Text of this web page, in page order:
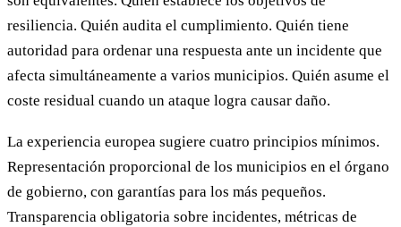
resiliencia. Quién audita el cumplimiento. Quién tiene
autoridad para ordenar una respuesta ante un incidente que
afecta simultáneamente a varios municipios. Quién asume el
coste residual cuando un ataque logra causar daño.
La experiencia europea sugiere cuatro principios mínimos.
Representación proporcional de los municipios en el órgano
de gobierno, con garantías para los más pequeños.
Transparencia obligatoria sobre incidentes, métricas de